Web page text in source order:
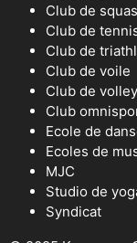
Club de
Club de
Club de
Club de voile
Club de
Club
Ecole de
Ecoles de
MJC
Studio de
Syndicat